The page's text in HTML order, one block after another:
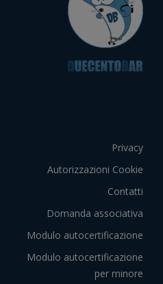
Privacy
Autorizzazioni Cookie
Contatti
Domanda associativa
Modulo autocertificazione
Modulo autocertificazione
per minore